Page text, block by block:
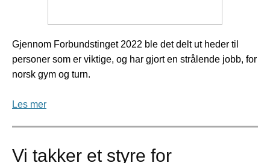
Gjennom Forbundstinget 2022 ble det delt ut heder til
personer som er viktige, og har gjort en strålende jobb, for
norsk gym og turn.
Les mer
Vi takker et styre for